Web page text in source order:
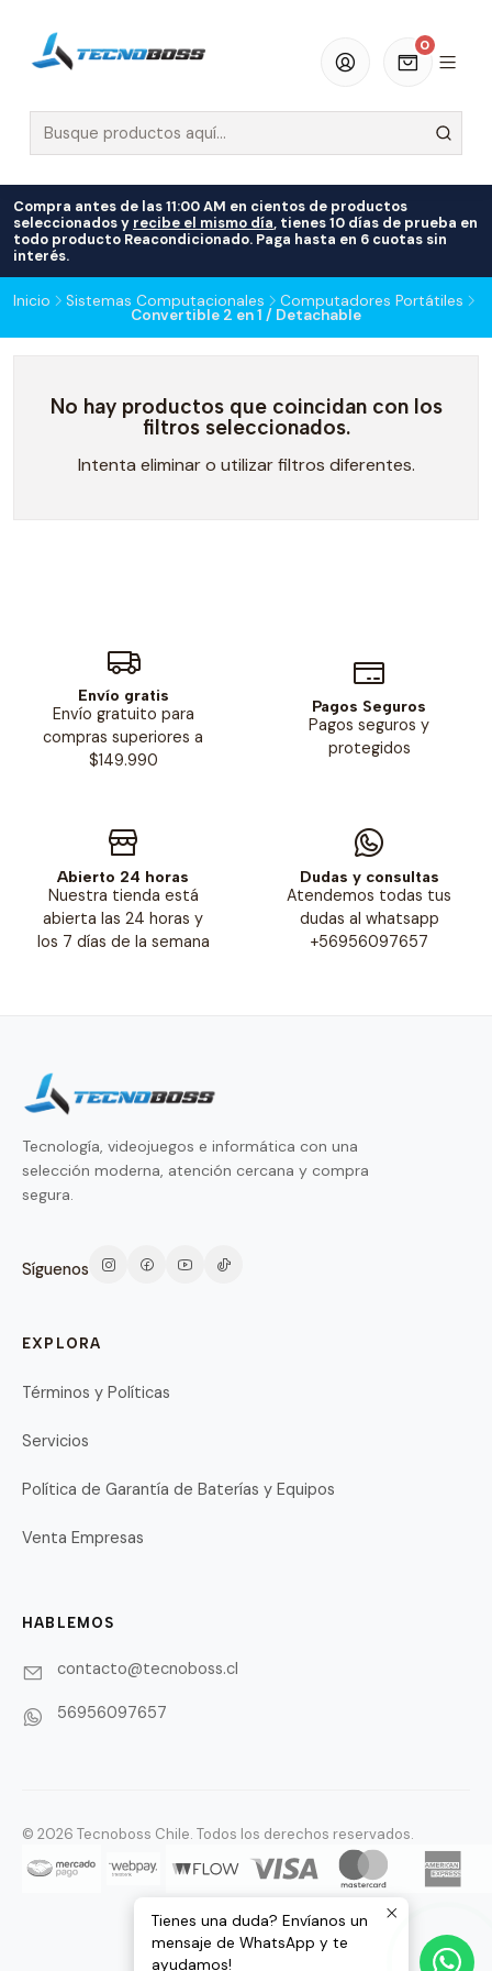
0
Compra antes de las 11:00 AM en cientos de productos
seleccionados y recibe el mismo día, tienes 10 días de prueba en
todo producto Reacondicionado. Paga hasta en 6 cuotas sin
interés.
Inicio Sistemas Computacionales Computadores Portátiles
Convertible 2 en 1 / Detachable
No hay productos que coincidan con los
filtros seleccionados.
Intenta eliminar o utilizar filtros diferentes.
Envío gratis
Envío gratuito para
compras superiores a
$149.990
Pagos Seguros
Pagos seguros y
protegidos
Abierto 24 horas
Nuestra tienda está
abierta las 24 horas y
los 7 días de la semana
Dudas y consultas
Atendemos todas tus
dudas al whatsapp
+56956097657
Tecnología, videojuegos e informática con una
selección moderna, atención cercana y compra
segura.
Síguenos
EXPLORA
Términos y Políticas
Servicios
Política de Garantía de Baterías y Equipos
Venta Empresas
HABLEMOS
contacto@tecnoboss.cl
56956097657
© 2026 Tecnoboss Chile. Todos los derechos reservados.
Tienes una duda? Envíanos un
mensaje de WhatsApp y te
ayudamos!